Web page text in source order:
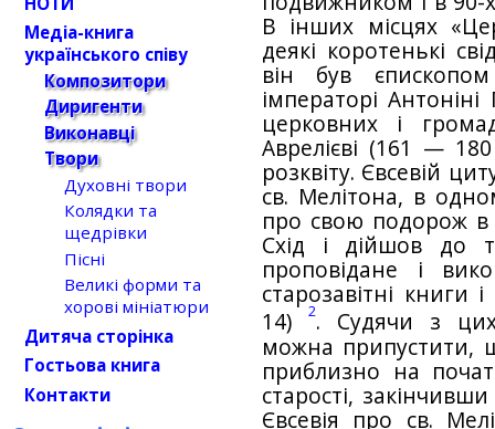
В інших місцях
деякі коротенькі
він був
імператорі
церковних і
Аврелієві (161 —
розквіту. Євсевій
св. Мелітона, в
про свою подорож в
Схід і дійшов до
проповідане і
старозавітні книги
14)2. Судячи з цих
можна припустити,
приблизно на
старості,
Євсевія про св.
Медіа-книга
українського співу
Композитори
Диригенти
Виконавці
Твори
Духовні твори
Колядки та
щедрівки
Пісні
Великі форми та
хорові мініатюри
Дитяча сторінка
Гостьова книга
Контакти